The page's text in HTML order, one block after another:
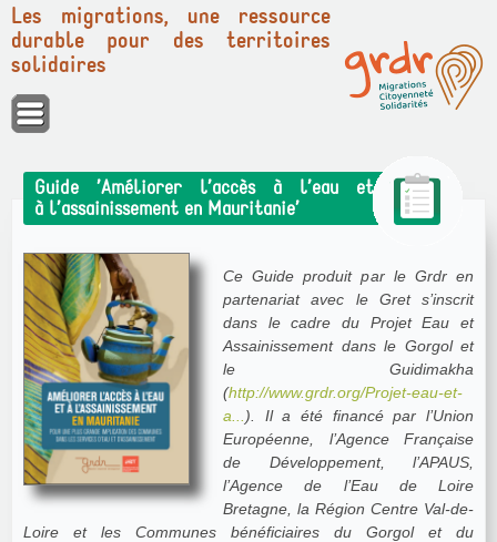
Panneau de gestion des cookies
Les migrations, une ressource
durable pour des territoires
solidaires
Guide ’Améliorer l’accès à l’eau et
à l’assainissement en Mauritanie’
Ce Guide produit par le Grdr en
partenariat avec le Gret s’inscrit
dans le cadre du Projet Eau et
Assainissement dans le Gorgol et
le Guidimakha
(http://www.grdr.org/Projet-eau-et-
a... ). Il a été financé par l’Union
Européenne, l’Agence Française
de Développement, l’APAUS,
l’Agence de l’Eau de Loire
Bretagne, la Région Centre Val-de-
Loire et les Communes bénéficiaires du Gorgol et du